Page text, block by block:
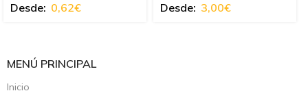
Desde: 0,62€ Desde: 3,00€
MENÚ PRINCIPAL
Inicio